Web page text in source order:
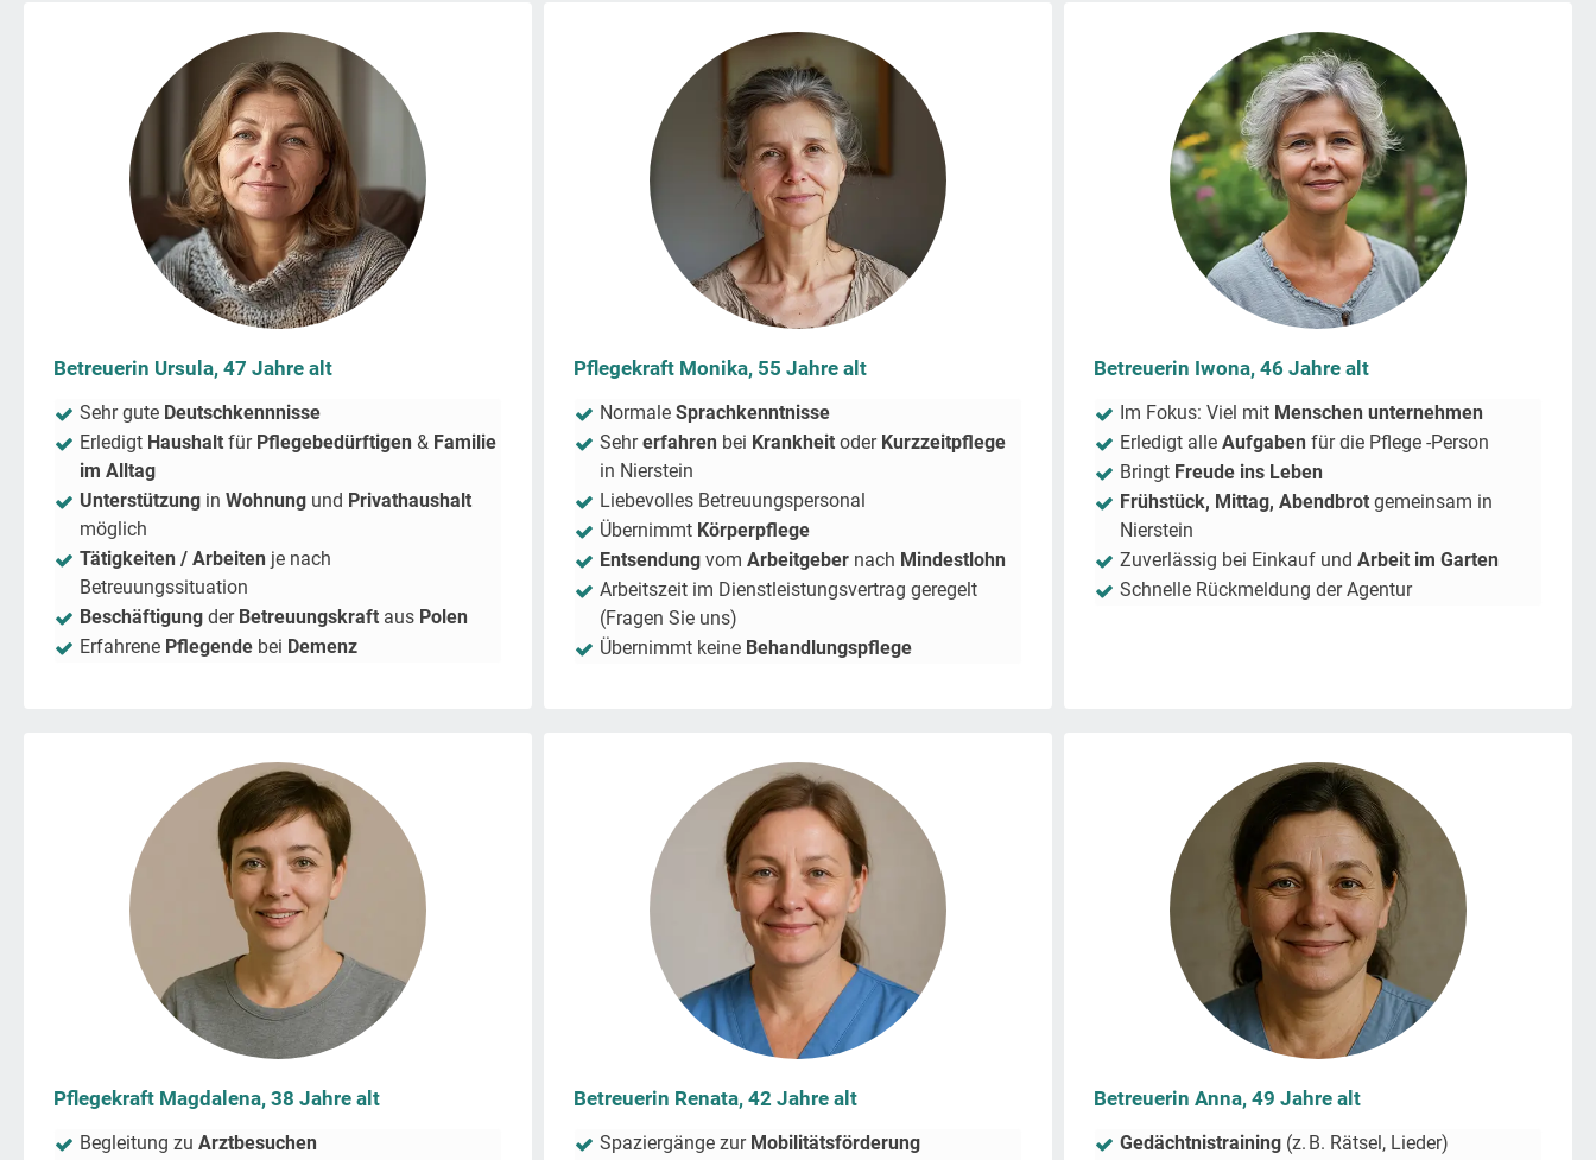
Betreuerin Ursula, 47 Jahre alt
Sehr gute Deutschkennnisse
Erledigt Haushalt für Pflegebedürftigen & Familie
im Alltag
Unterstützung in Wohnung und Privathaushalt
möglich
Tätigkeiten / Arbeiten je nach
Betreuungssituation
Beschäftigung der Betreuungskraft aus Polen
Erfahrene Pflegende bei Demenz
Pflegekraft Monika, 55 Jahre alt
Normale Sprachkenntnisse
Sehrerfahren bei Krankheit oder Kurzzeitpflege
in Nierstein
Liebevolles Betreuungspersonal
Übernimmt Körperpflege
Entsendung vom Arbeitgeber nach Mindestlohn
Arbeitszeit im Dienstleistungsvertrag geregelt
(Fragen Sie uns)
Übernimmt keine Behandlungspflege
Betreuerin Iwona, 46 Jahre alt
Im Fokus: Viel mit Menschen unternehmen
Erledigt alle Aufgaben für die Pflege -Person
Bringt Freude ins Leben
Frühstück, Mittag, Abendbrot gemeinsam in
Nierstein
Zuverlässig bei Einkauf und Arbeit im Garten
Schnelle Rückmeldung der Agentur
Pflegekraft Magdalena, 38 Jahre alt
Begleitung zu Arztbesuchen
Betreuerin Renata, 42 Jahre alt
Spaziergänge zur Mobilitätsförderung
Betreuerin Anna, 49 Jahre alt
Gedächtnistraining (z. B. Rätsel, Lieder)